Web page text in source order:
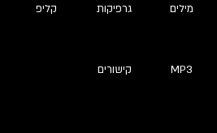
קליפ גרפיקות מילים
קישורים MP3